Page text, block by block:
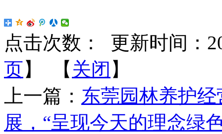
点击次数：
更新时间：
页】 【 关闭 】
上一篇： 东莞园林养护
展，“呈现今天的理念绿